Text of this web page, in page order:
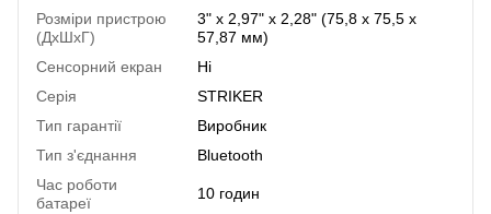
Розміри пристрою
(ДхШхГ)
3" x 2,97" x 2,28" (75,8 x 75,5 x
57,87 мм)
Сенсорний екран
Ні
Серія
STRIKER
Тип гарантії
Виробник
Тип з'єднання
Bluetooth
Час роботи
батареї
10 годин